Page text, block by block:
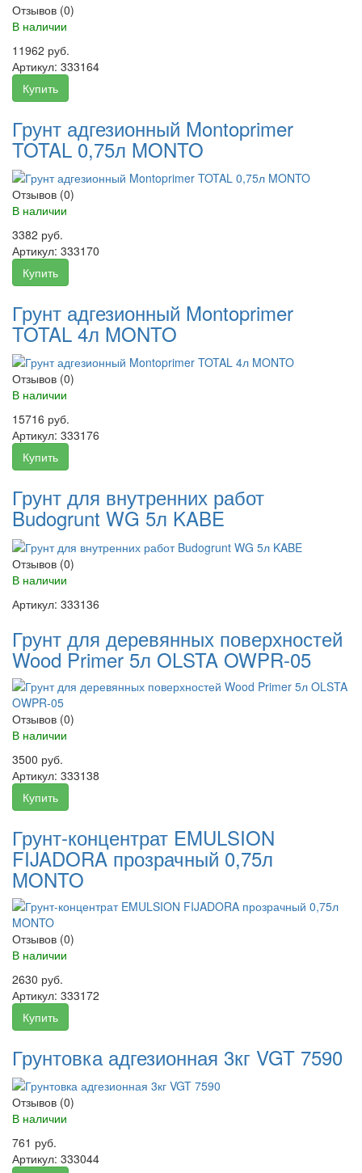
Отзывов (0)
В наличии
11962 руб.
Артикул: 333164
Купить
Грунт адгезионный Montoprimer
TOTAL 0,75л MONTO
Отзывов (0)
В наличии
3382 руб.
Артикул: 333170
Купить
Грунт адгезионный Montoprimer
TOTAL 4л MONTO
Отзывов (0)
В наличии
15716 руб.
Артикул: 333176
Купить
Грунт для внутренних работ
Budogrunt WG 5л KABE
Отзывов (0)
В наличии
Артикул: 333136
Грунт для деревянных поверхностей
Wood Primer 5л OLSTA OWPR-05
Отзывов (0)
В наличии
3500 руб.
Артикул: 333138
Купить
Грунт-концентрат EMULSION
FIJADORA прозрачный 0,75л
MONTO
Отзывов (0)
В наличии
2630 руб.
Артикул: 333172
Купить
Грунтовка адгезионная 3кг VGT 7590
Отзывов (0)
В наличии
761 руб.
Артикул: 333044